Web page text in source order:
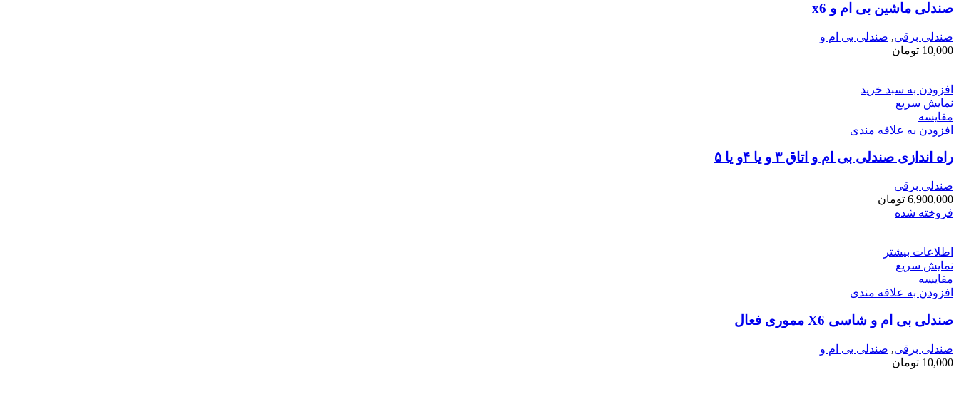
صندلی ماشین بی ام و x6
صندلی برقی, صندلی بی ام و
10,000 تومان
افزودن به سبد خرید
نمایش سریع
مقايسه
افزودن به علاقه مندی
راه اندازی صندلی بی ام و اتاق ۳ و یا ۴و یا ۵
صندلی برقی
6,900,000 تومان
فروخته شده
اطلاعات بیشتر
نمایش سریع
مقايسه
افزودن به علاقه مندی
صندلی بی ام و شاسی X6 مموری فعال
صندلی برقی, صندلی بی ام و
10,000 تومان